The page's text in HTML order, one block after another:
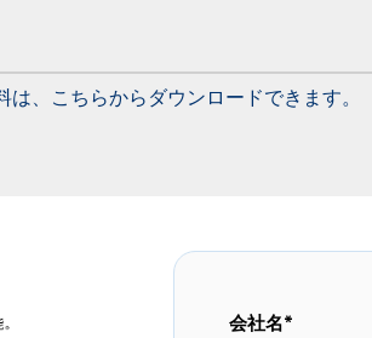
、こちらからダウンロードできます。
会社名*